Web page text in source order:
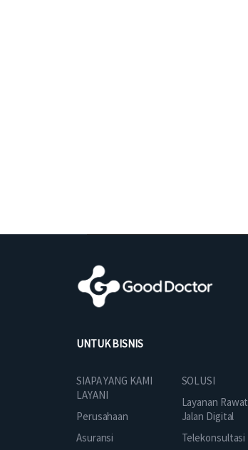
UNTUK BISNIS
SIAPA YANG KAMI
LAYANI
Perusahaan
Asuransi
SOLUSI
Layanan Rawat
Jalan Digital
Telekonsultasi